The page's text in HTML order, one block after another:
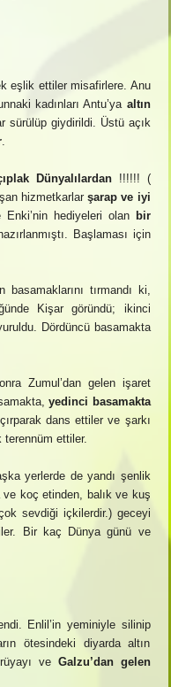
eşlik ettiler misafirlere. Anu
kadınları Antu’ya altın
sürülüp giydirildi. Üstü açık
.
Dünyalılardan!!!!!! (
hizmetkarlarşarap ve iyi
hediyeleri olan bir
Başlaması için
basamaklarını tırmandı ki,
Kişar göründü; ikinci
Dördüncü basamakta
Zumul’dan gelen işaret
yedinci basamakta
dans ettiler ve şarkı
terennüm ettiler.
yerlerde de yandı şenlik
ve koç etinden, balık ve kuş
sevdiği içkilerdir.) geceyi
Bir kaç Dünya günü ve
Enlil’in yeminiyle silinip
ötesindeki diyarda altın
ve Galzu’dan gelen